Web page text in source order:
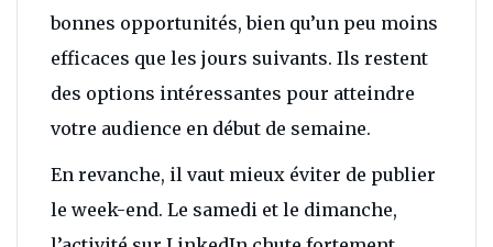
bonnes opportunités, bien qu’un peu moins
efficaces que les jours suivants. Ils restent
des options intéressantes pour atteindre
votre audience en début de semaine.
En revanche, il vaut mieux éviter de publier
le week-end. Le samedi et le dimanche,